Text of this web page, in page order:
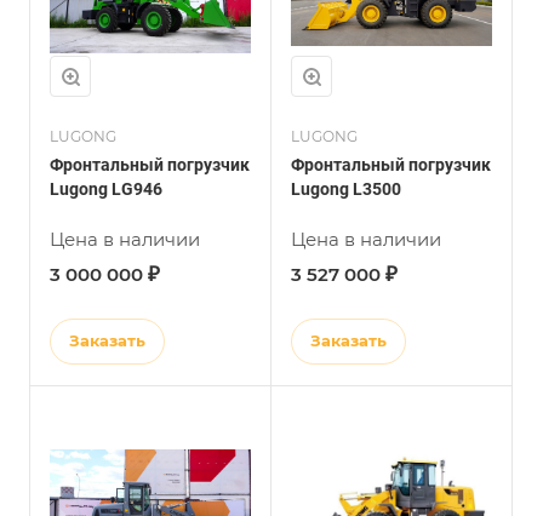
LUGONG
Фронтальный погрузчик
Lugong LG946
Цена в наличии
3 000 000 ₽
Заказать
LUGONG
Фронтальный погрузчик
Lugong L3500
Цена в наличии
3 527 000 ₽
Заказать